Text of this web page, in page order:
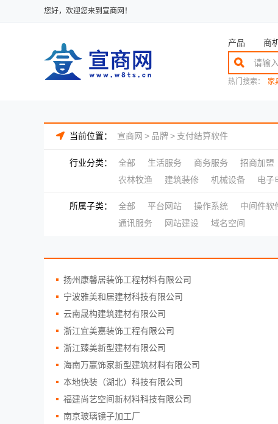
您好，欢迎您来到宣商网！
产品 商
热门搜索： 家
当前位置： 宣商网 > 品牌> 支付结算软件
行业分类： 全部 生活服务 商务服务 招商加盟
农林牧渔
建筑装修 机械设备 电子
所属子类： 全部 平台网站 操作系统 中间件软
通讯服务
网站建设 域名空间
扬州康馨居装饰工程材料有限公司
宁波雅美和居建材科技有限公司
云南晟构建筑建材有限公司
浙江宜美嘉装饰工程有限公司
浙江臻美新型建材有限公司
海南万赢饰家新型建筑材料有限公司
本地快装（湖北）科技有限公司
福建尚艺空间新材料科技有限公司
南京玻璃镜子加工厂